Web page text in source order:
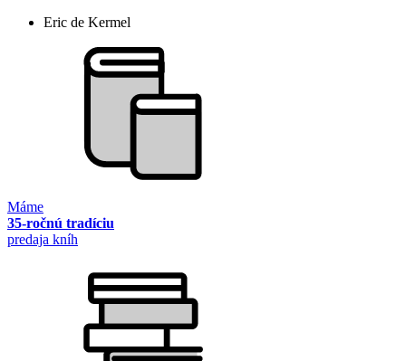
Eric de Kermel
Máme
35-ročnú tradíciu
predaja kníh